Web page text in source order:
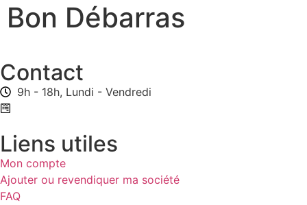
Bon Débarras
Contact
9h - 18h, Lundi - Vendredi
Liens utiles
Mon compte
Ajouter ou revendiquer ma société
FAQ